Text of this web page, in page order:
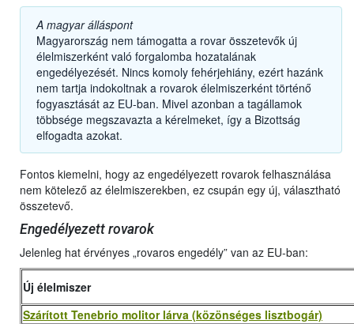
A magyar álláspont
Magyarország nem támogatta a rovar összetevők új
élelmiszerként való forgalomba hozatalának
engedélyezését. Nincs komoly fehérjehiány, ezért hazánk
nem tartja indokoltnak a rovarok élelmiszerként történő
fogyasztását az EU-ban. Mivel azonban a tagállamok
többsége megszavazta a kérelmeket, így a Bizottság
elfogadta azokat.
Fontos kiemelni, hogy az engedélyezett rovarok felhasználása
nem kötelező az élelmiszerekben, ez csupán egy új, választható
összetevő.
Engedélyezett rovarok
Jelenleg hat érvényes „rovaros engedély” van az EU-ban:
Új élelmiszer
Szárított Tenebrio molitor lárva (közönséges lisztbogár)